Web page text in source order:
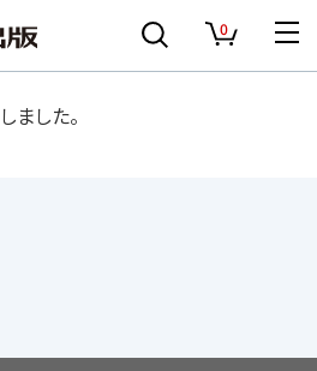
0
ました。